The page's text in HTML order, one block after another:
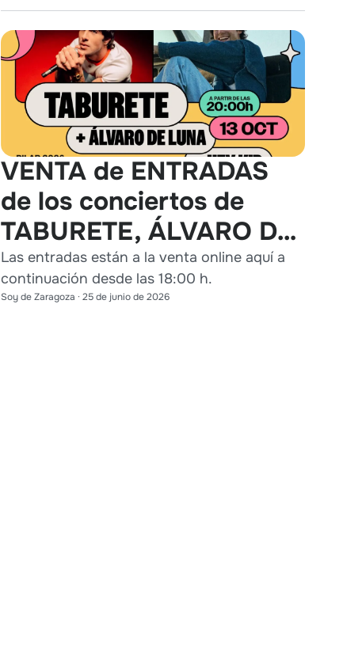
VENTA de ENTRADAS
de los conciertos de
TABURETE, ÁLVARO DE
LUNA y HEY KID en
Zaragoza
Las entradas están a la venta online aquí a
continuación desde las 18:00 h.
Soy de Zaragoza · 25 de junio de 2026